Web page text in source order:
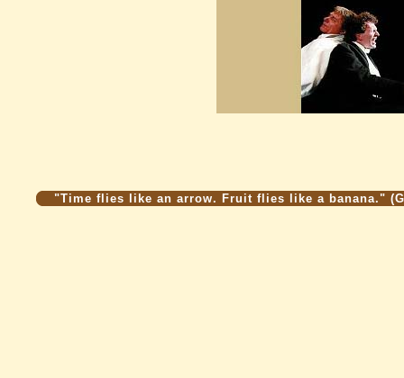
"Time flies like an arrow. Fruit flies like a banana."